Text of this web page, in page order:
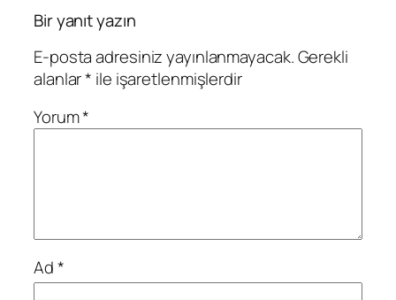
Bir yanıt yazın
E-posta adresiniz yayınlanmayacak.Gerekli
alanlar* ile işaretlenmişlerdir
Yorum*
Ad*